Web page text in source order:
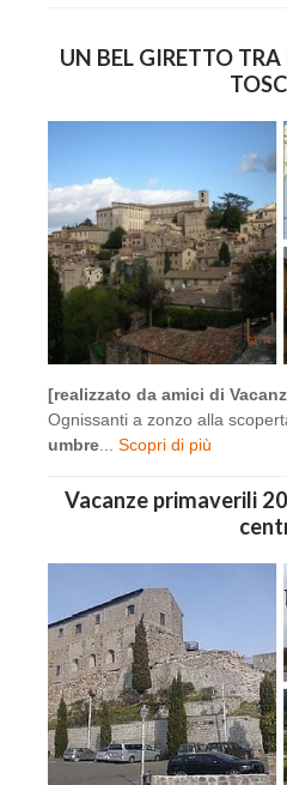
UN BEL GIRETTO
[realizzato da amici di
Ognissanti a zonzo alla
umbre
Scopri di più
Vacanze primaverili